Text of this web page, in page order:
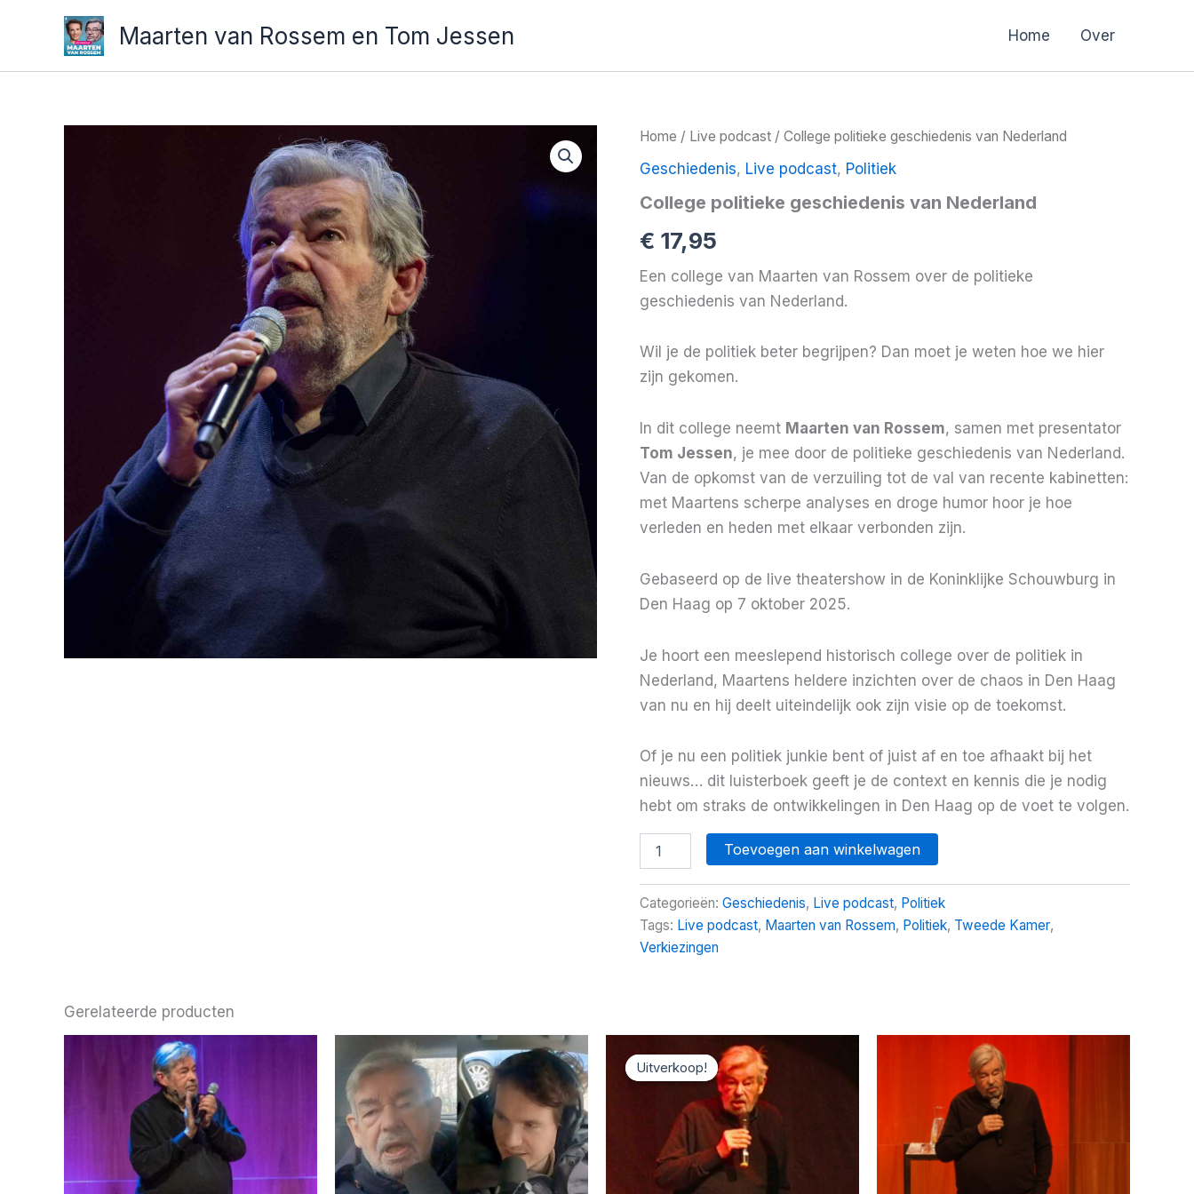
Maarten van Rossem en Tom Jessen Home Over
Home / Live podcast / College politieke geschiedenis van Nederland
Geschiedenis, Live podcast, Politiek
College politieke geschiedenis van Nederland
€ 17,95
Een college van Maarten van Rossem over de politieke
geschiedenis van Nederland.
Wil je de politiek beter begrijpen? Dan moet je weten hoe we hier
zijn gekomen.
In dit college neemt Maarten van Rossem, samen met presentator
Tom Jessen, je mee door de politieke geschiedenis van Nederland.
Van de opkomst van de verzuiling tot de val van recente kabinetten:
met Maartens scherpe analyses en droge humor hoor je hoe
verleden en heden met elkaar verbonden zijn.
Gebaseerd op de live theatershow in de Koninklijke Schouwburg in
Den Haag op 7 oktober 2025.
Je hoort een meeslepend historisch college over de politiek in
Nederland, Maartens heldere inzichten over de chaos in Den Haag
van nu en hij deelt uiteindelijk ook zijn visie op de toekomst.
Of je nu een politiek junkie bent of juist af en toe afhaakt bij het
nieuws… dit luisterboek geeft je de context en kennis die je nodig
hebt om straks de ontwikkelingen in Den Haag op de voet te volgen.
politieke
van
Nederland
aantal
Toevoegen aan winkelwagen
Categorieën: Geschiedenis, Live podcast, Politiek
Tags: Live podcast, Maarten van Rossem, Politiek, Tweede Kamer,
Verkiezingen
Gerelateerde producten
Uitverkoop!
Uitverkoop!